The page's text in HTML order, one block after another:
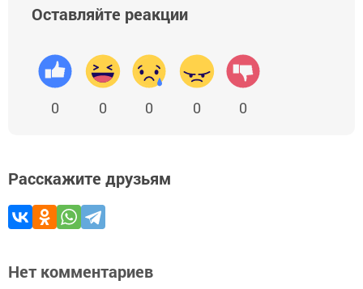
Оставляйте реакции
0 0 0 0 0
Расскажите друзьям
Нет комментариев